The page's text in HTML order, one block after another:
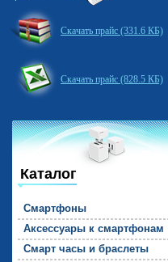
Скачать прайс (331.6 КБ)
Скачать прайс (828.5 КБ)
Каталог
Смарт­фо­ны
Ак­сессу­ары к смарт­фо­нам
Смарт ча­сы и брас­ле­ты